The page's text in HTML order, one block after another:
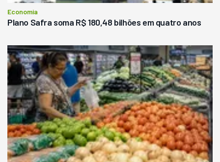
Economia
Plano Safra soma R$ 180,48 bilhões em quatro anos